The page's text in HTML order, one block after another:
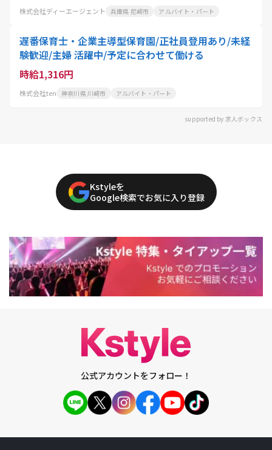
株式会社ディーエージェント 兵庫県 尼崎市 アルバイト・パート
遅番保育士・企業主導型保育園/正社員登用あり/未経
験歓迎/主婦 活躍中/予定に合わせて働ける
時給1,316円
株式会社ten 神奈川県 川崎市 アルバイト・パート
supported by 求人ボックス
Kstyleを
Google検索でお気に入り登録
公式アカウントをフォロー！